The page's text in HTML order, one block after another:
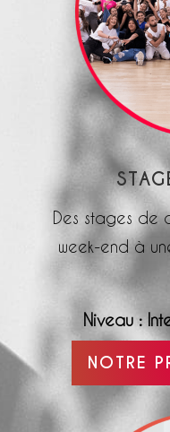
Des stages de
week-end à
Niveau :
NOTRE